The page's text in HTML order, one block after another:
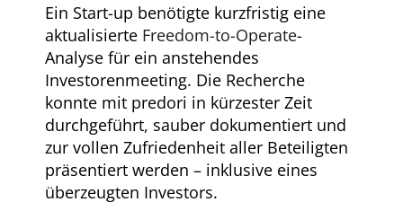
Ein Start-up benötigte kurzfristig eine
aktualisierte Freedom-to-Operate-
Analyse für ein anstehendes
Investorenmeeting. Die Recherche
konnte mit predori in kürzester Zeit
durchgeführt, sauber dokumentiert und
zur vollen Zufriedenheit aller Beteiligten
präsentiert werden – inklusive eines
überzeugten Investors.